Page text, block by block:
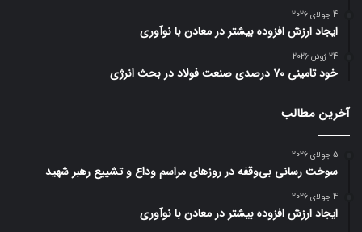
4 جولای 2026
ایجاد ارزش افزوده بیشتر در معادن با نوآوری
24 ژوئن 2026
خود تامینی ۷۰ درصدی صنعت فولاد در بحث انرژی
آخرین مطالب
5 جولای 2026
سوخت رسانی بی‌وقفه در روز‌های مراسم وداع و تشییع رهبر شهید
4 جولای 2026
ایجاد ارزش افزوده بیشتر در معادن با نوآوری